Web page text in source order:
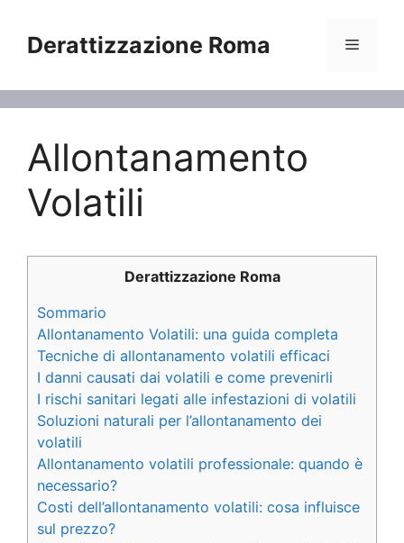
contenuto
Derattizzazione Roma Menu
Allontanamento
Volatili
Derattizzazione Roma
Sommario
Allontanamento Volatili: una guida completa
Tecniche di allontanamento volatili efficaci
I danni causati dai volatili e come prevenirli
I rischi sanitari legati alle infestazioni di volatili
Soluzioni naturali per l’allontanamento dei
volatili
Allontanamento volatili professionale: quando è
necessario?
Costi dell’allontanamento volatili: cosa influisce
sul prezzo?